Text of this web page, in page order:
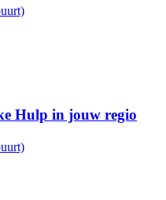
Hulp in jouw regio